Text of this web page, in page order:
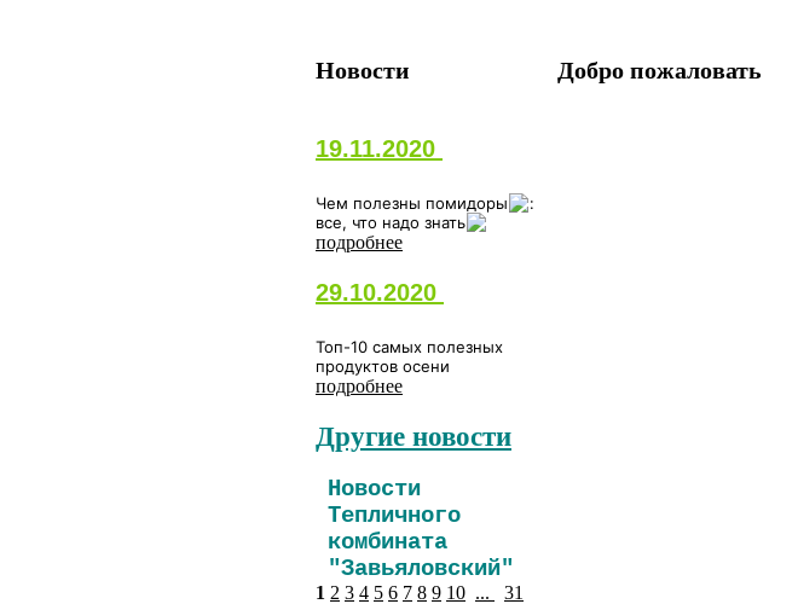
Новости
19.11.2020
Чем полезны помидоры
:
все, что надо знать
подробнее
29.10.2020
Топ-10 самых полезных
продуктов осени
подробнее
Другие новости
Новости
Тепличного
комбината
"Завьяловский"
1 2 3 4 5 6 7 8 9 10 ... 31
Добро пожаловать